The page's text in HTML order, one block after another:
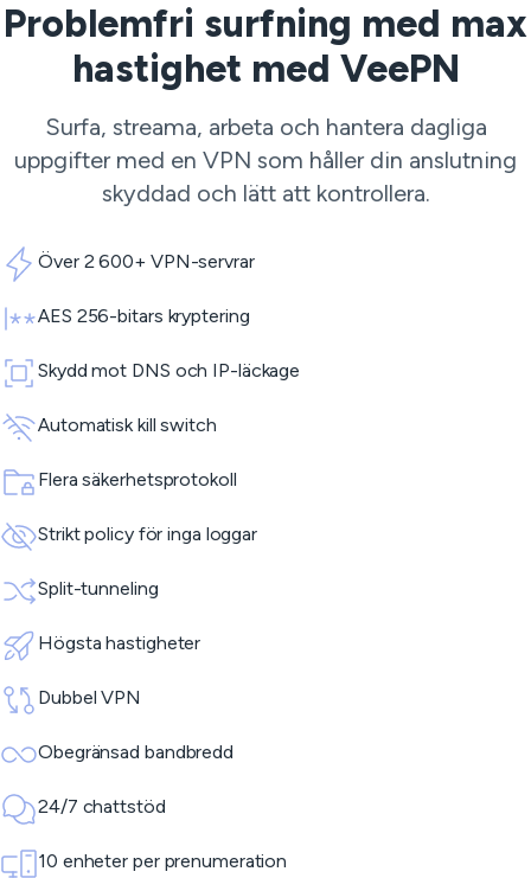
Problemfri surfning med max
hastighet med VeePN
Surfa, streama, arbeta och hantera dagliga
uppgifter med en VPN som håller din anslutning
skyddad och lätt att kontrollera.
Över 2 600+ VPN-servrar
AES 256-bitars kryptering
Skydd mot DNS och IP-läckage
Automatisk kill switch
Flera säkerhetsprotokoll
Strikt policy för inga loggar
Split-tunneling
Högsta hastigheter
Dubbel VPN
Obegränsad bandbredd
24/7 chattstöd
10 enheter per prenumeration